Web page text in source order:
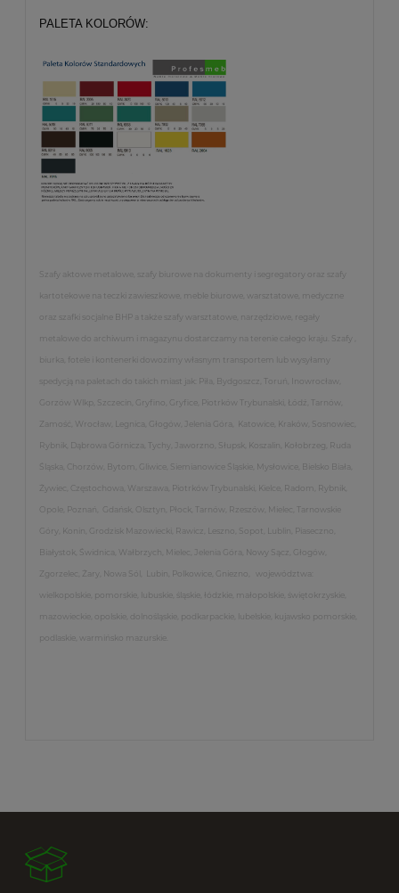
PALETA KOLORÓW:
Szafy aktowe metalowe, szafy biurowe na dokumenty i segregatory oraz szafy
kartotekowe na teczki zawieszkowe, meble biurowe, warsztatowe, medyczne
oraz szafki socjalne BHP a także szafy warsztatowe, narzędziowe, regały
metalowe do archiwum i magazynu dostarczamy na terenie całego kraju. Szafy ,
biurka, fotele i kontenerki dowozimy własnym transportem lub wysyłamy
spedycją na paletach do takich miast jak: Piła, Bydgoszcz, Toruń, Inowrocław,
Gorzów Wlkp, Szczecin, Gryfino, Gryfice, Piotrków Trybunalski, Łódź, Tarnów,
Zamość, Wrocław, Legnica, Głogów, Jelenia Góra, Katowice, Kraków, Sosnowiec,
Rybnik, Dąbrowa Górnicza, Tychy, Jaworzno, Słupsk, Koszalin, Kołobrzeg, Ruda
Śląska, Chorzów, Bytom, Gliwice, Siemianowice Śląskie, Mysłowice, Bielsko Biała,
Żywiec, Częstochowa, Warszawa, Piotrków Trybunalski, Kielce, Radom, Rybnik,
Opole, Poznań, Gdańsk, Olsztyn, Płock, Tarnów, Rzeszów, Mielec, Tarnowskie
Góry, Konin, Grodzisk Mazowiecki, Rawicz, Leszno, Sopot, Lublin, Piaseczno,
Białystok, Świdnica, Wałbrzych, Mielec, Jelenia Góra, Nowy Sącz, Głogów,
Zgorzelec, Żary, Nowa Sól, Lubin, Polkowice, Gniezno, województwa:
wielkopolskie, pomorskie, lubuskie, śląskie, łódzkie, małopolskie, świętokrzyskie,
mazowieckie, opolskie, dolnośląskie, podkarpackie, lubelskie, kujawsko pomorskie,
podlaskie, warmińsko mazurskie.